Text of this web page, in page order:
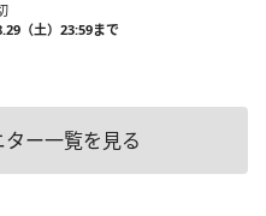
（土）23:59まで
ー一覧を見る